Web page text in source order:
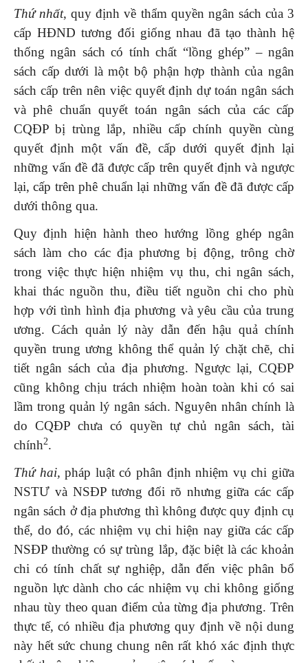
Thứ nhất, quy định về thẩm quyền ngân sách của 3
cấp HĐND tương đối giống nhau đã tạo thành hệ
thống ngân sách có tính chất “lồng ghép” – ngân
sách cấp dưới là một bộ phận hợp thành của ngân
sách cấp trên nên việc quyết định dự toán ngân sách
và phê chuẩn quyết toán ngân sách của các cấp
CQĐP bị trùng lắp, nhiều cấp chính quyền cùng
quyết định một vấn đề, cấp dưới quyết định lại
những vấn đề đã được cấp trên quyết định và ngược
lại, cấp trên phê chuẩn lại những vấn đề đã được cấp
dưới thông qua.
Quy định hiện hành theo hướng lồng ghép ngân
sách làm cho các địa phương bị động, trông chờ
trong việc thực hiện nhiệm vụ thu, chi ngân sách,
khai thác nguồn thu, điều tiết nguồn chi cho phù
hợp với tình hình địa phương và yêu cầu của trung
ương. Cách quản lý này dẫn đến hậu quả chính
quyền trung ương không thể quản lý chặt chẽ, chi
tiết ngân sách của địa phương. Ngược lại, CQĐP
cũng không chịu trách nhiệm hoàn toàn khi có sai
lầm trong quản lý ngân sách. Nguyên nhân chính là
do CQĐP chưa có quyền tự chủ ngân sách, tài
chính2.
Thứ hai, pháp luật có phân định nhiệm vụ chi giữa
NSTƯ và NSĐP tương đối rõ nhưng giữa các cấp
ngân sách ở địa phương thì không được quy định cụ
thể, do đó, các nhiệm vụ chi hiện nay giữa các cấp
NSĐP thường có sự trùng lắp, đặc biệt là các khoản
chi có tính chất sự nghiệp, dẫn đến việc phân bổ
nguồn lực dành cho các nhiệm vụ chi không giống
nhau tùy theo quan điểm của từng địa phương. Trên
thực tế, có nhiều địa phương quy định về nội dung
này hết sức chung chung nên rất khó xác định thực